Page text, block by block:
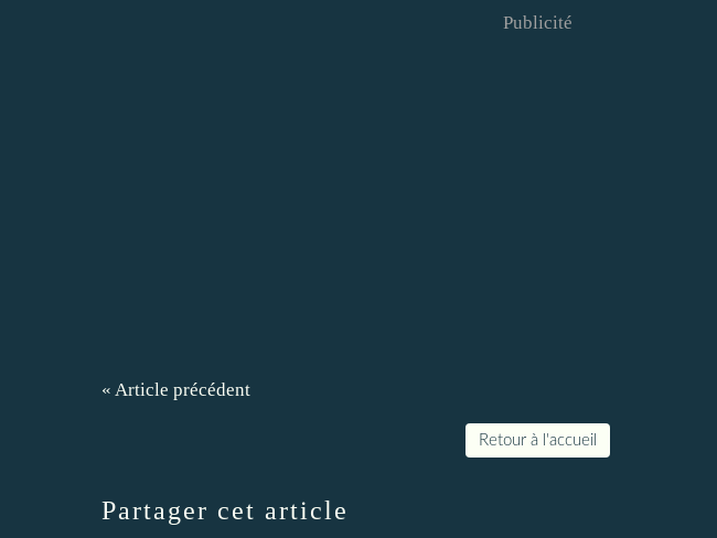
Publicité
« Article précédent
Retour à l'accueil
Partager cet article